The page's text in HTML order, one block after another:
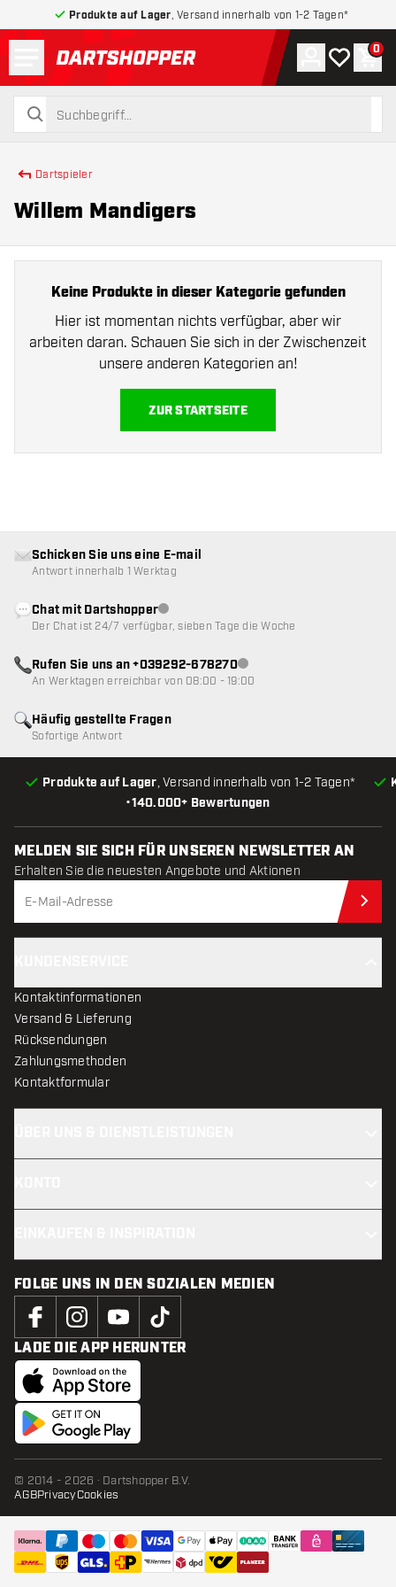
Produkte auf Lager , Versand innerhalb von 1-2 Tagen*
zurück zur Startseite
suchen
suchen
Konto
Meine 0
Dartspieler
Willem Mandigers
Keine Produkte in dieser Kategorie gefunden
Hier ist momentan nichts verfügbar, aber wir
arbeiten daran. Schauen Sie sich in der Zwischenzeit
unsere anderen Kategorien an!
ZUR STARTSEITE
•140.000+ Bewertungen
Produkte auf Lager, Versand innerhalb von 1-2 Tagen*
Häufig gestellte Fragen
Sofortige Antwort
Schicken Sie uns eine E-mail
Antwort innerhalb 1 Werktag
Chat mit DartshopperKundenservice nicht verfügbar
Der Chat ist 24/7 verfügbar, sieben Tage die Woche
Rufen Sie uns an +039292-678270Kundenservice nicht
An Werktagen erreichbar von 08:00 - 19:00
MELDEN SIE SICH FÜR UNSEREN NEWSLETTER AN
Erhalten Sie die neuesten Angebote und Aktionen
Kontaktinformationen
Versand & Lieferung
Rücksendungen
Zahlungsmethoden
Kontaktformular
FOLGE UNS IN DEN SOZIALEN MEDIEN
LADE DIE APP HERUNTER
© 2014 - 2026 · Dartshopper B.V.
AGBPrivacyCookies